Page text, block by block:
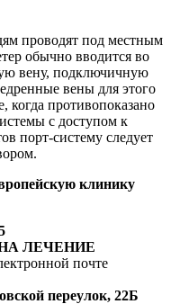
проводят под местным
обычно вводится во
вену, подключичную
вены для этого
когда противопоказано
с доступом к
порт-систему следует
клинику
ЛЕЧЕНИЕ
почте
переулок, 22Б